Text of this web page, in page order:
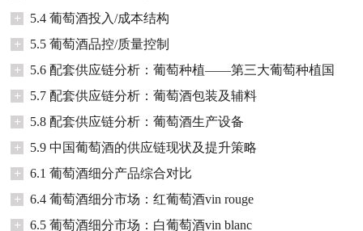
+
5.4 葡萄酒投入/成本结构
+
5.5 葡萄酒品控/质量控制
+
5.6 配套供应链分析：葡萄种植——第三大葡萄种植国
+
5.7 配套供应链分析：葡萄酒包装及辅料
+
5.8 配套供应链分析：葡萄酒生产设备
+
5.9 中国葡萄酒的供应链现状及提升策略
+
6.1 葡萄酒细分产品综合对比
+
6.4 葡萄酒细分市场：红葡萄酒vin rouge
+
6.5 葡萄酒细分市场：白葡萄酒vin blanc